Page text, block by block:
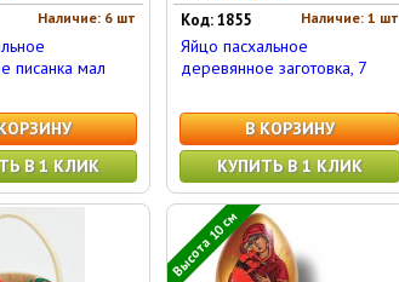
Наличие: 6 шт
писанка мал
В 1 КЛИК
Наличие: 1 шт
Код: 1855
Яйцо пасхальное
деревянное заготовка, 7
В КОРЗИНУ
КУПИТЬ В 1 КЛИК
Высота 10 см